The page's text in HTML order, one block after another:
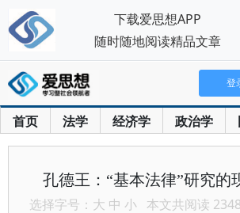
首页 法学 经济学 政治学
登
孔德王：“基本法律”研究的
选择字号： 大 中 小 本文共阅读
下载爱思想APP
随时随地阅读精品文章